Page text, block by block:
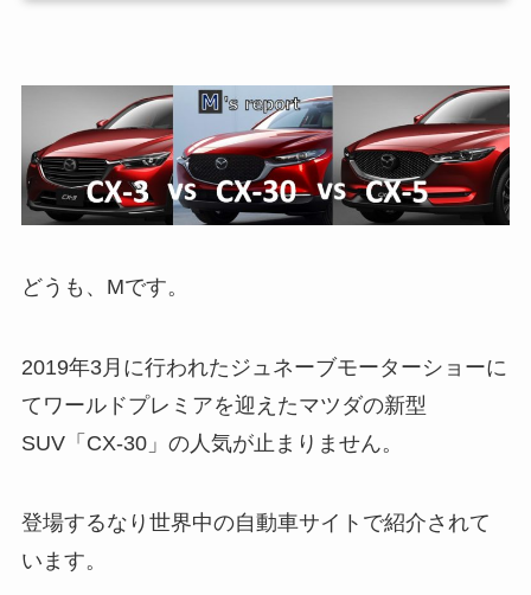
どうも、Mです。
2019年3月に行われたジュネーブモーターショーに
てワールドプレミアを迎えたマツダの新型
SUV「CX-30」の人気が止まりません。
登場するなり世界中の自動車サイトで紹介されて
います。